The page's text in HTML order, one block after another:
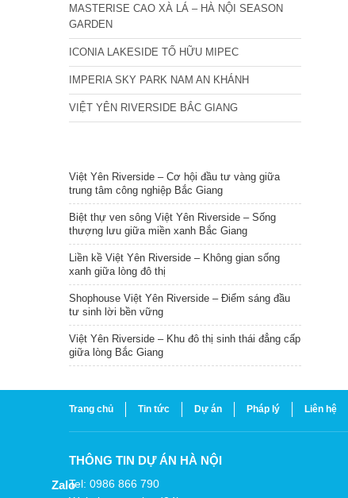
MASTERISE CAO XÀ LÁ – HÀ NỘI SEASON
GARDEN
ICONIA LAKESIDE TỐ HỮU MIPEC
IMPERIA SKY PARK NAM AN KHÁNH
VIỆT YÊN RIVERSIDE BẮC GIANG
Việt Yên Riverside – Cơ hội đầu tư vàng giữa
trung tâm công nghiệp Bắc Giang
Biệt thự ven sông Việt Yên Riverside – Sống
thượng lưu giữa miền xanh Bắc Giang
Liền kề Việt Yên Riverside – Không gian sống
xanh giữa lòng đô thị
Shophouse Việt Yên Riverside – Điểm sáng đầu
tư sinh lời bền vững
Việt Yên Riverside – Khu đô thị sinh thái đẳng cấp
giữa lòng Bắc Giang
Trang chủ Tin tức Dự án Pháp lý Liên hệ
THÔNG TIN DỰ ÁN HÀ NỘI
Tel: 0986 866 790
Zalo